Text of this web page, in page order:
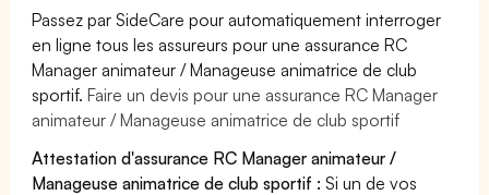
Passez par SideCare pour automatiquement interroger
en ligne tous les assureurs pour une assurance RC
Manager animateur / Manageuse animatrice de club
sportif.Faire un devis pour une assurance RC Manager
animateur / Manageuse animatrice de club sportif
Attestation d'assurance RC Manager animateur /
Manageuse animatrice de club sportif : Si un de vos